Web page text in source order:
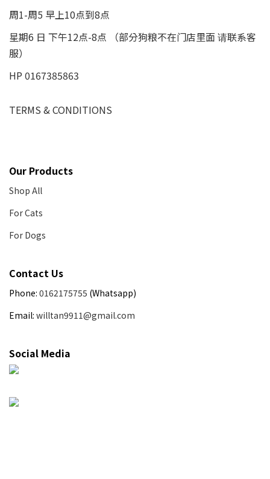
周1-周5 早上10点到8点
星期6 日 下午12点-8点 （部分狗粮不在门店里面 请联系客
服）
HP 0167385863
TERMS & CONDITIONS
Our Products
Shop All
For Cats
For Dogs
Contact Us
Phone: 0162175755 (Whatsapp)
Email: willtan9911@gmail.com
Social Media